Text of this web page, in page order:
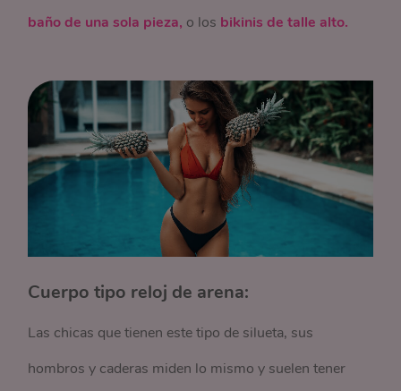
baño de una sola pieza, o los bikinis de talle alto.
Cuerpo tipo reloj de arena:
Las chicas que tienen este tipo de silueta, sus
hombros y caderas miden lo mismo y suelen tener